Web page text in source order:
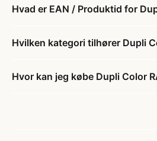
Hvad er EAN / Produktid for
Hvilken kategori tilhører Dupli
Hvor kan jeg købe Dupli Color